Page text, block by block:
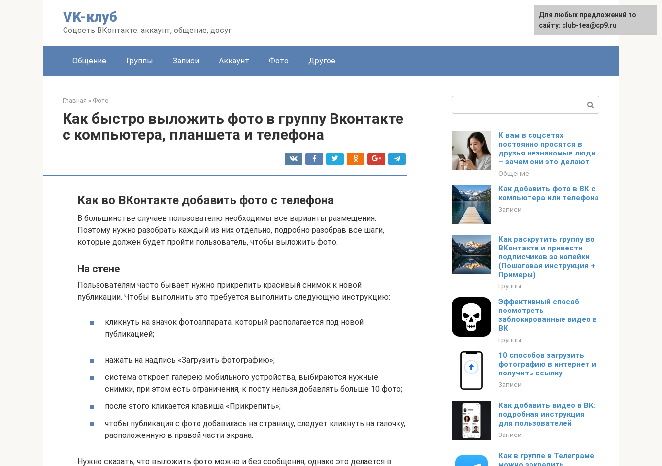
VK-клуб
Соцсеть ВКонтакте: аккаунт, общение, досуг
Общение Группы Записи Аккаунт Фото Другое
Главная » Фото
Как быстро выложить фото в группу Вконтакте
с компьютера, планшета и телефона
Как во ВКонтакте добавить фото с телефона
В большинстве случаев пользователю необходимы все варианты размещения.
Поэтому нужно разобрать каждый из них отдельно, подробно разобрав все шаги,
которые должен будет пройти пользователь, чтобы выложить фото.
На стене
Пользователям часто бывает нужно прикрепить красивый снимок к новой
публикации. Чтобы выполнить это требуется выполнить следующую инструкцию:
кликнуть на значок фотоаппарата, который располагается под новой
публикацией;
нажать на надпись «Загрузить фотографию»;
система откроет галерею мобильного устройства, выбираются нужные
снимки, при этом есть ограничения, к посту нельзя добавлять больше 10 фото;
после этого кликается клавиша «Прикрепить»;
чтобы публикация с фото добавилась на страницу, следует кликнуть на галочку,
расположенную в правой части экрана.
Нужно сказать, что выложить фото можно и без сообщения, однако это делается в
К вам в соцсетях
постоянно просятся в
друзья незнакомые люди
– зачем они это делают
Общение
Как добавить фото в ВК с
компьютера или телефона
Записи
Как раскрутить группу во
ВКонтакте и привести
подписчиков за копейки
(Пошаговая инструкция +
Примеры)
Группы
Эффективный способ
посмотреть
заблокированные видео в
ВК
Группы
10 способов загрузить
фотографию в интернет и
получить ссылку
Записи
Как добавить видео в ВК:
подробная инструкция
для пользователей
Записи
Как в группе в Телеграме
Для любых предложений по
сайту: club-tea@cp9.ru